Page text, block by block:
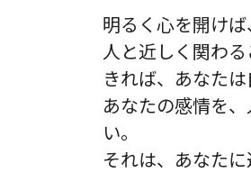
明るく心を開けば
人と近しく関わ
きれば、あなた
あなたの感情を
い。
それは、あなたに